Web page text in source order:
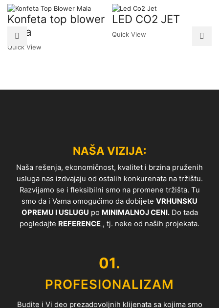
Konfeta top blower
mala
Quick View
LED CO2 JET
Quick View
NAŠA VIZIJA:
Naša rešenja, ekonomičnost, kvalitet i brzina pruženih
usluga nas izdvajaju od ostalih konkurenata na tržištu.
Razvijamo se i fleksibilni smo na promene tržišta. Tu
smo da i Vama omogućimo da dobijete VRHUNSKU
OPREMU I USLUGU po MINIMALNOJ CENI.Do tada
pogledajte REFERENCE , tj. neke od naših projekata.
01.
PROFESIONALIZAM
Budite i Vi deo prezadovoljnih klijenata sa kojima smo